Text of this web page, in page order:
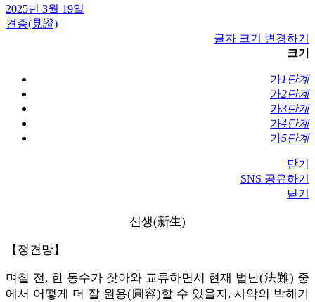
2025년 3월 19일
견증(見證)
글자 크기 변경하기
크기
가1단계
가2단계
가3단계
가4단계
가5단계
닫기
SNS 공유하기
닫기
신생(新生)
【정견망】
며칠 전, 한 동수가 찾아와 교류하면서 현재 법난(法難) 중
에서 어떻게 더 잘 원용(圓容)할 수 있을지, 사악의 박해가